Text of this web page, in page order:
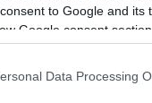
to Google and its
Google consent section.
Data Processing